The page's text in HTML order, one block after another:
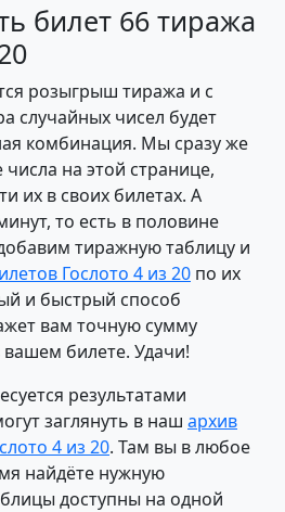
билет 66 тиража
розыгрыш тиража и с
случайных чисел будет
комбинация. Мы сразу же
на этой странице,
их в своих билетах. А
то есть в половине
тиражную таблицу и
Гослото 4 из 20 по их
и быстрый способ
вам точную сумму
билете. Удачи!
результатами
заглянуть в наш архив
4 из 20. Там вы в любое
найдёте нужную
доступны на одной